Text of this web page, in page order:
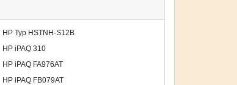
HP Typ HSTNH-S12B
HP iPAQ 310
HP iPAQ FA976AT
HP iPAQ FB079AT